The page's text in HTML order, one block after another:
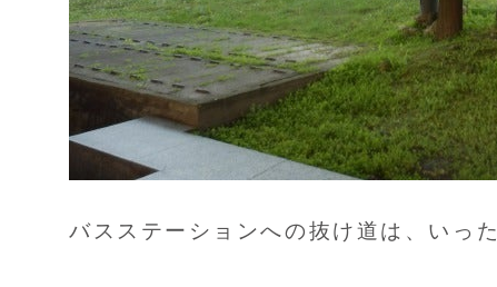
バスステーションへの抜け道は、いっ